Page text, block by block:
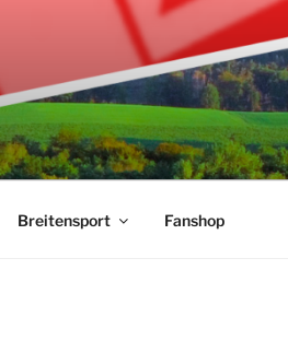
Breitensport Fanshop